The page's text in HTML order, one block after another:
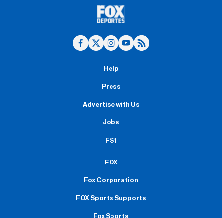
Help
Press
Advertise with Us
Jobs
FS1
FOX
Fox Corporation
FOX Sports Supports
Fox Sports